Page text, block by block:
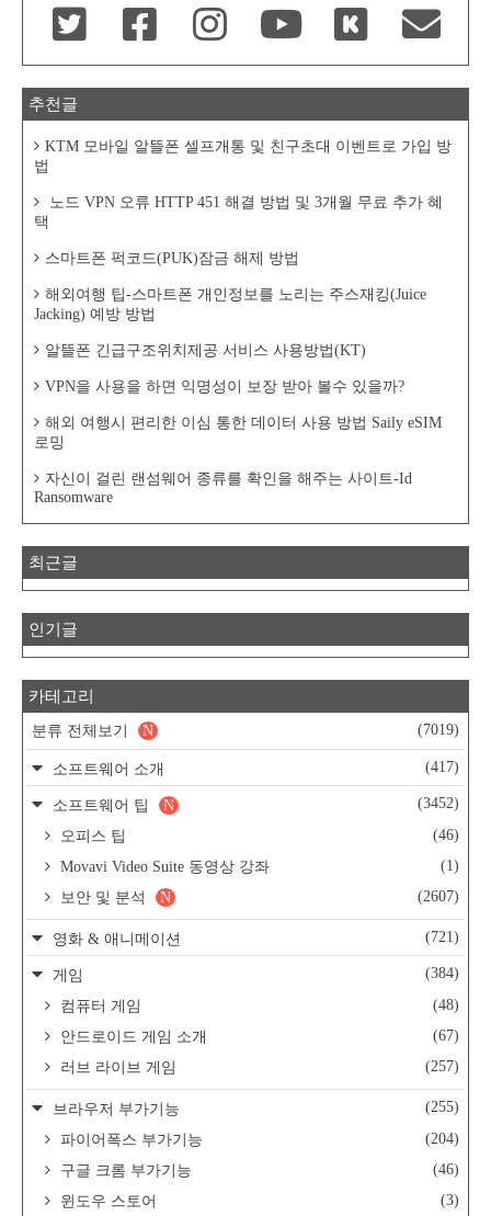
추천글
KTM 모바일 알뜰폰 셀프개통 및 친구초대 이벤트로 가입 방
법
노드 VPN 오류 HTTP 451 해결 방법 및 3개월 무료 추가 혜
택
스마트폰 퍽코드(PUK)잠금 해제 방법
해외여행 팁-스마트폰 개인정보를 노리는 주스재킹(Juice
Jacking) 예방 방법
알뜰폰 긴급구조위치제공 서비스 사용방법(KT)
VPN을 사용을 하면 익명성이 보장 받아 볼수 있을까?
해외 여행시 편리한 이심 통한 데이터 사용 방법 Saily eSIM
로밍
자신이 걸린 랜섬웨어 종류를 확인을 해주는 사이트-Id
Ransomware
최근글
인기글
카테고리
분류 전체보기 (7019)
N
소프트웨어 소개 (417)
소프트웨어 팁 (3452)
N
오피스 팁
(46)
Movavi Video Suite 동영상 강좌
(1)
보안 및 분석
(2607)
N
영화 & 애니메이션 (721)
게임
(384)
컴퓨터 게임
(48)
안드로이드 게임 소개
(67)
러브 라이브 게임
(257)
브라우저 부가기능
(255)
파이어폭스 부가기능
(204)
구글 크롬 부가기능
(46)
윈도우 스토어
(3)